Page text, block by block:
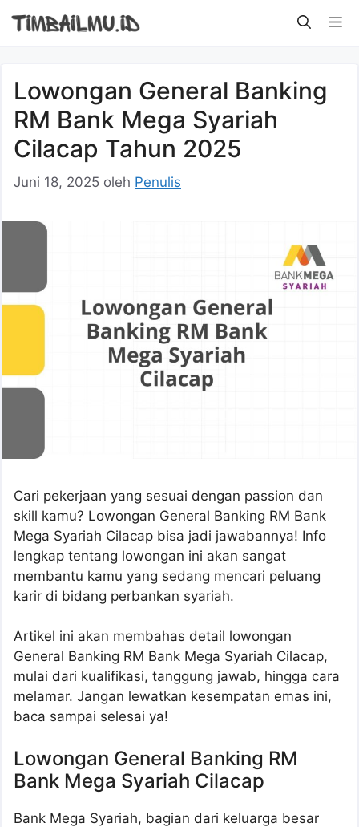
Lowongan General Banking
RM Bank Mega Syariah
Cilacap Tahun 2025
Juni 18, 2025 oleh Penulis
Cari pekerjaan yang sesuai dengan passion dan
skill kamu? Lowongan General Banking RM Bank
Mega Syariah Cilacap bisa jadi jawabannya! Info
lengkap tentang lowongan ini akan sangat
membantu kamu yang sedang mencari peluang
karir di bidang perbankan syariah.
Artikel ini akan membahas detail lowongan
General Banking RM Bank Mega Syariah Cilacap,
mulai dari kualifikasi, tanggung jawab, hingga cara
melamar. Jangan lewatkan kesempatan emas ini,
baca sampai selesai ya!
Lowongan General Banking RM
Bank Mega Syariah Cilacap
Bank Mega Syariah, bagian dari keluarga besar